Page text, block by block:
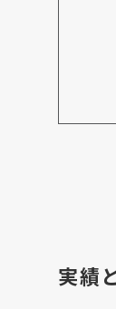
実績